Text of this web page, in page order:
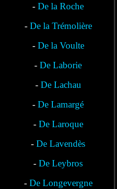
-De la Roche
- De la Trémolière
- De la Voulte
-De Laborie
- De Lachau
-De Lamargé
- De Laroque
-De Lavendès
-De Leybros
- De Longevergne